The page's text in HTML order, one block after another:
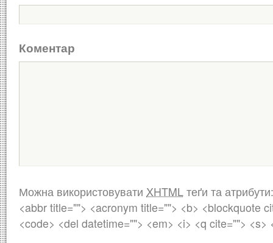
Коментар
Можна використовувати XHTML теґи та
<abbr title=""> <acronym title=""> <b> <blockquote
<code> <del datetime=""> <em> <i> <q cite=""> <s>